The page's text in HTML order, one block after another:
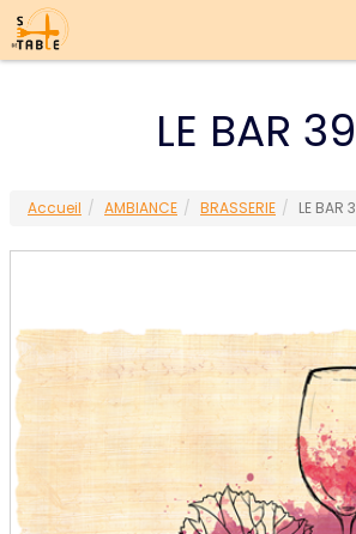
LE BAR
Accueil AMBIANCE BRASSERIE LE BAR